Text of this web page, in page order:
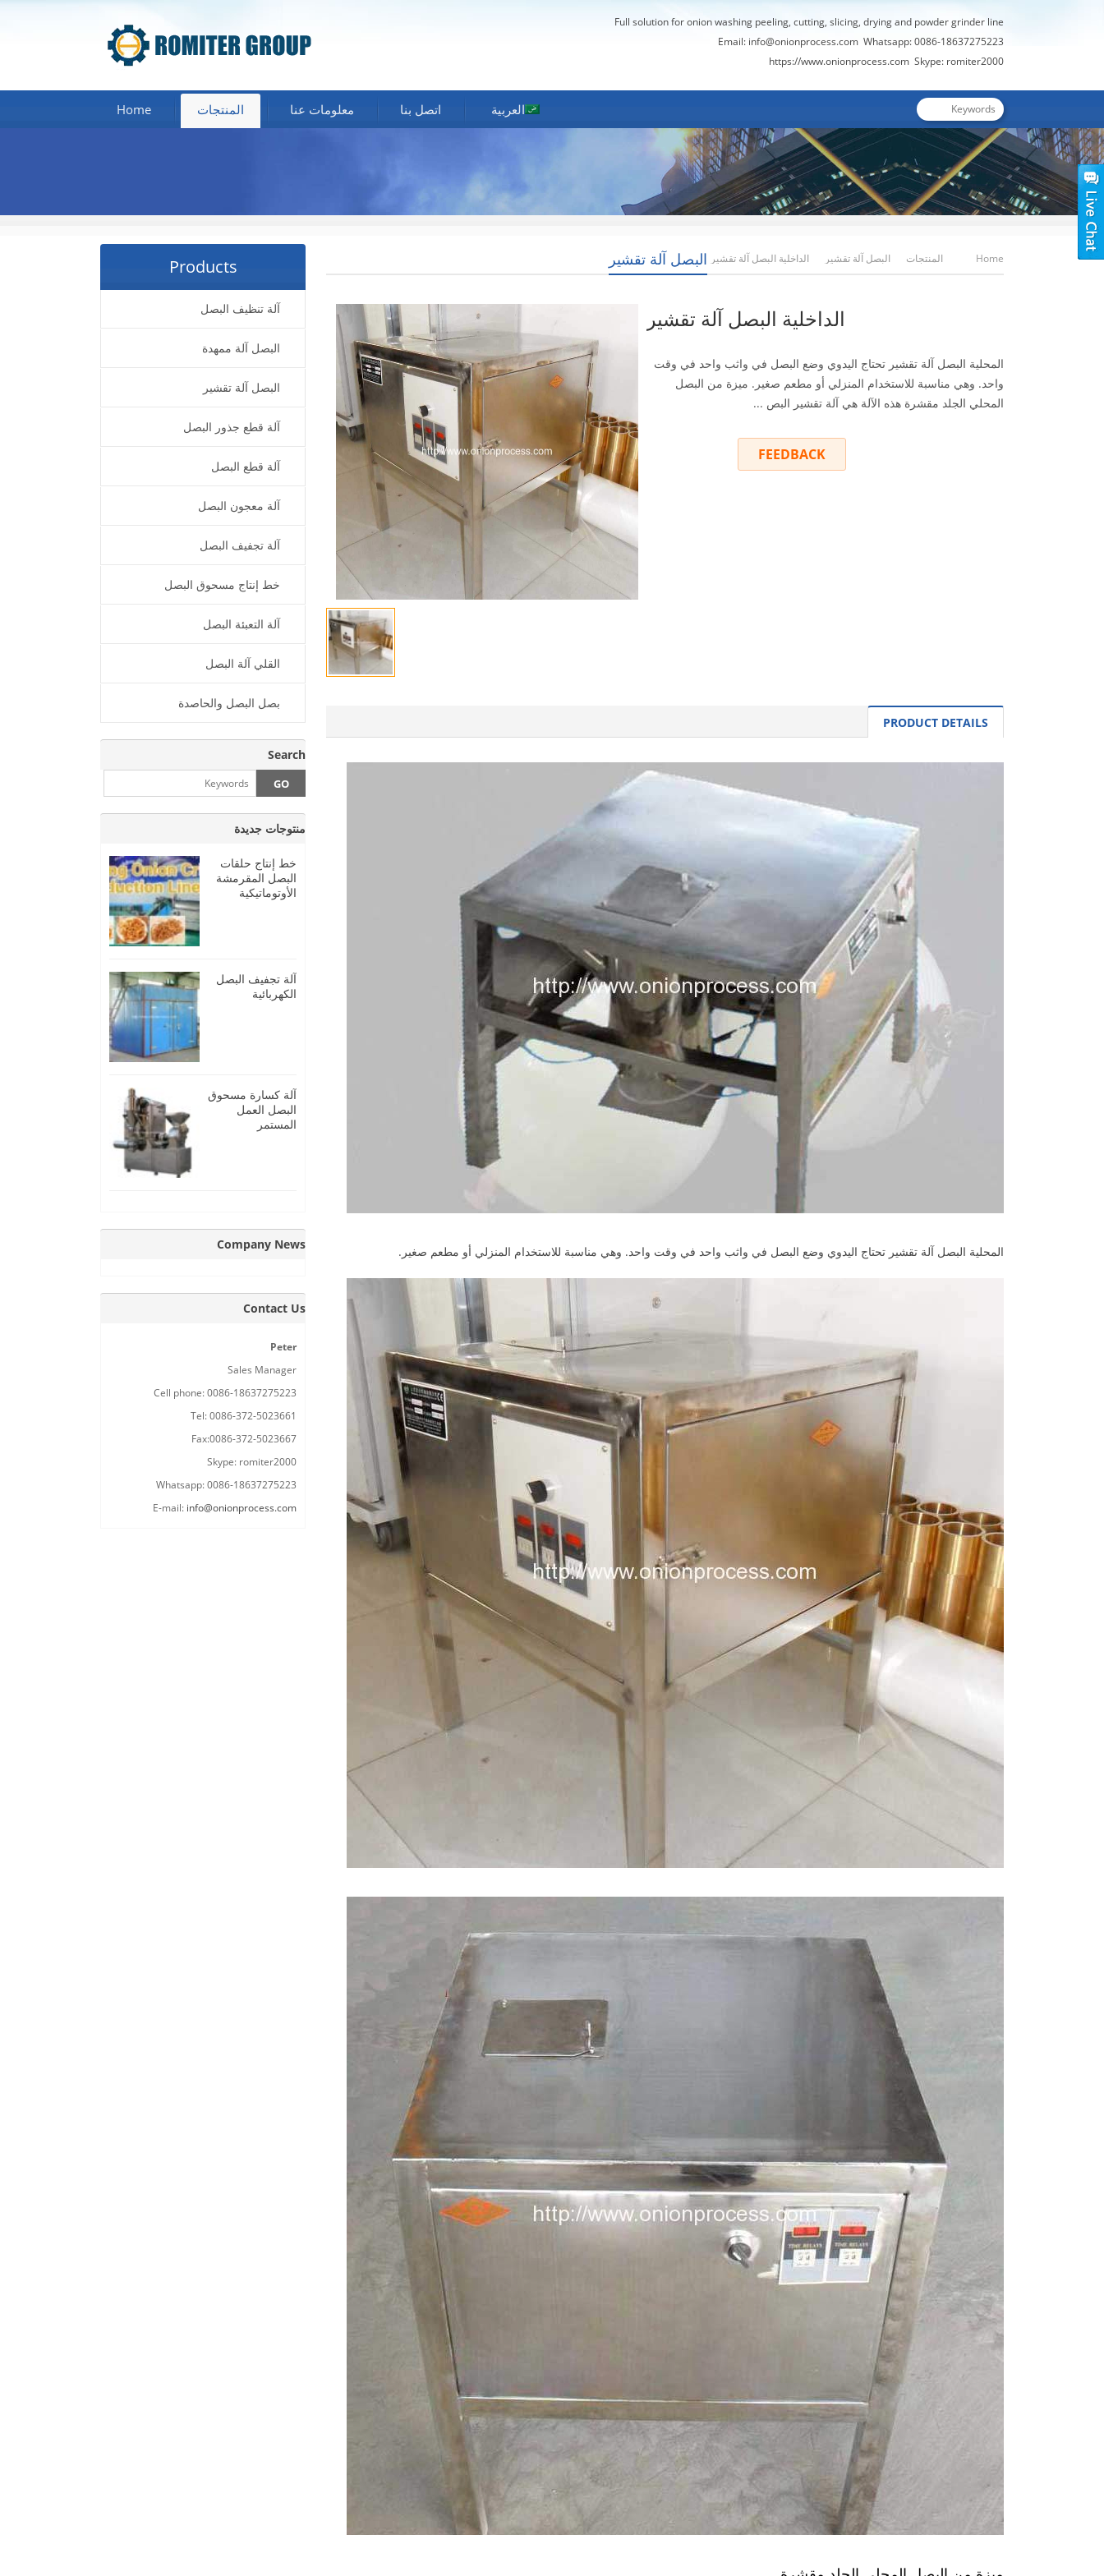
Full solution for onion washing peeling, cutting, slicing, drying and powder grinder line
Email: info@onionprocess.com Whatsapp: 0086-18637275223
https://www.onionprocess.com Skype: romiter2000
Home المنتجات معلومات عنا اتصل بنا العربية
البصل آلة تقشير Home المنتجات البصل آلة تقشير الداخلية البصل آلة تقشير
الداخلية البصل آلة تقشير
المحلية البصل آلة تقشير تحتاج اليدوي وضع البصل في واثب واحد في وقت
واحد. وهي مناسبة للاستخدام المنزلي أو مطعم صغير. ميزة من البصل
المحلي الجلد مقشرة هذه الآلة هي آلة تقشير البص ...
FEEDBACK
PRODUCT DETAILS
المحلية البصل آلة تقشير تحتاج اليدوي وضع البصل في واثب واحد في وقت واحد. وهي مناسبة للاستخدام المنزلي أو مطعم صغير.
Products
آلة تنظيف البصل
البصل آلة ممهدة
البصل آلة تقشير
آلة قطع جذور البصل
آلة قطع البصل
آلة معجون البصل
آلة تجفيف البصل
خط إنتاج مسحوق البصل
آلة التعبئة البصل
القلي آلة البصل
بصل البصل والحاصدة
Search
منتوجات جديدة
خط إنتاج حلقات
البصل المقرمشة
الأوتوماتيكية
آلة تجفيف البصل
الكهربائية
آلة كسارة مسحوق
البصل العمل
المستمر
Company News
Contact Us
Peter
Sales Manager
Cell phone: 0086-18637275223
Tel: 0086-372-5023661
Fax:0086-372-5023667
Skype: romiter2000
Whatsapp: 0086-18637275223
E-mail: info@onionprocess.com